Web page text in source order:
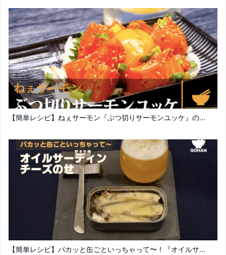
【簡単レシピ】ねぇサーモン『ぶつ切りサーモンユッケ』の...
【簡単レシピ】パカッと缶ごといっちゃって〜！『オイルサ...